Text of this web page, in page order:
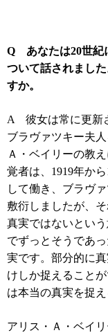
Q あなたは20世紀
ついて話されまし
すか。
A 彼女は常に更新
ブラヴァツキー夫
Ａ・ベイリーの教
覚者は、 1919年から
して働き、ブラヴ
敷衍しましたが、
真実ではないとい
でずっとそうであ
実です。部分的に
けしか捉えること
は本当の真実を捉
アリス・Ａ・ベイ